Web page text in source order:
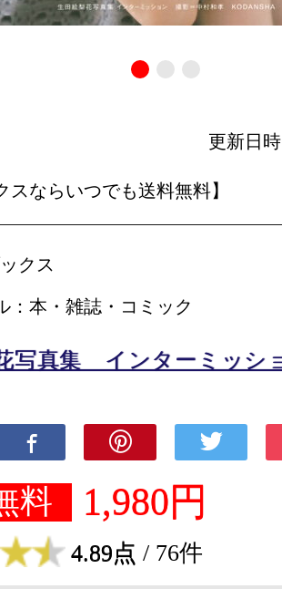
更新日
スならいつでも送料無料】
クス
：本・雑誌・コミック
写真集 インターミッシ
料 1,980円
4.89点 / 76件